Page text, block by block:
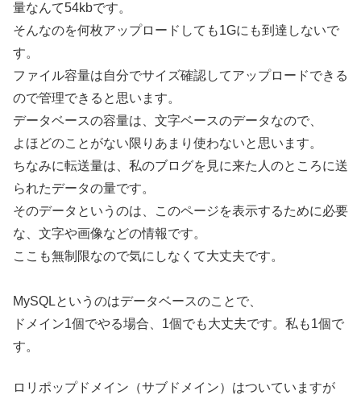
量なんて54kbです。
そんなのを何枚アップロードしても1Gにも到達しないで
す。
ファイル容量は自分でサイズ確認してアップロードできる
ので管理できると思います。
データベースの容量は、文字ベースのデータなので、
よほどのことがない限りあまり使わないと思います。
ちなみに転送量は、私のブログを見に来た人のところに送
られたデータの量です。
そのデータというのは、このページを表示するために必要
な、文字や画像などの情報です。
ここも無制限なので気にしなくて大丈夫です。
MySQLというのはデータベースのことで、
ドメイン1個でやる場合、1個でも大丈夫です。私も1個で
す。
ロリポップドメイン（サブドメイン）はついていますが